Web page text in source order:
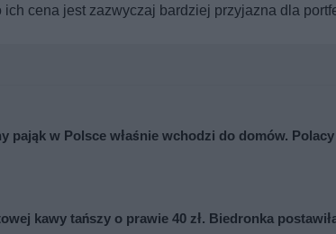
cena jest zazwyczaj bardziej przyjazna dla
pająk w Polsce właśnie wchodzi do domów.
kawy tańszy o prawie 40 zł. Biedronka